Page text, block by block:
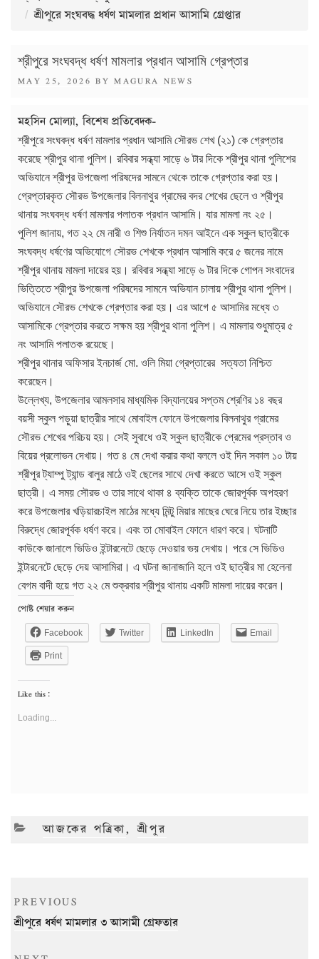
শ্রীপুরে সংঘবদ্ধ ধর্ষণ মামলার প্রধান আসামি গ্রেপ্তার
শ্রীপুরে সংঘবদ্ধ ধর্ষণ মামলার প্রধান আসামি গ্রেপ্তার
POSTED
MAY 25, 2026 BYMAGURA NEWS
মহসিন মোল্যা, বিশেষ প্রতিবেদক-
শ্রীপুরে সংঘবদ্ধ ধর্ষণ মামলার প্রধান আসামি সৌরভ শেখ (২১) কে গ্রেপ্তার
করেছে শ্রীপুর থানা পুলিশ। রবিবার সন্ধ্যা সাড়ে ৬ টার দিকে শ্রীপুর থানা পুলিশের
অভিযানে শ্রীপুর উপজেলা পরিষদের সামনে থেকে তাকে গ্রেপ্তার করা হয়।
গ্রেপ্তারকৃত সৌরভ উপজেলার বিলনাথুর গ্রামের বদর শেখের ছেলে ও শ্রীপুর
থানায় সংঘবদ্ধ ধর্ষণ মামলার পলাতক প্রধান আসামি। যার মামলা নং ২৫।
পুলিশ জানায়, গত ২২ মে নারী ও শিশু নির্যাতন দমন আইনে এক স্কুল ছাত্রীকে
সংঘবদ্ধ ধর্ষণের অভিযোগে সৌরভ শেখকে প্রধান আসামি করে ৫ জনের নামে
শ্রীপুর থানায় মামলা দায়ের হয়। রবিবার সন্ধ্যা সাড়ে ৬ টার দিকে গোপন সংবাদের
ভিত্তিতে শ্রীপুর উপজেলা পরিষদের সামনে অভিযান চালায় শ্রীপুর থানা পুলিশ।
অভিযানে সৌরভ শেখকে গ্রেপ্তার করা হয়। এর আগে ৫ আসামির মধ্যে ৩
আসামিকে গ্রেপ্তার করতে সক্ষম হয় শ্রীপুর থানা পুলিশ। এ মামলার শুধুমাত্র ৫
নং আসামি পলাতক রয়েছে।
শ্রীপুর থানার অফিসার ইনচার্জ মো. ওলি মিয়া গ্রেপ্তারের সত্যতা নিশ্চিত
করেছেন।
উল্লেখ্য, উপজেলার আমলসার মাধ্যমিক বিদ্যালয়ের সপ্তম শ্রেণির ১৪ বছর
বয়সী স্কুল পড়ুয়া ছাত্রীর সাথে মোবাইল ফোনে উপজেলার বিলনাথুর গ্রামের
সৌরভ শেখের পরিচয় হয়। সেই সুবাধে ওই স্কুল ছাত্রীকে প্রেমের প্রস্তাব ও
বিয়ের প্রলোভন দেখায়। গত ৪ মে দেখা করার কথা বললে ওই দিন সকাল ১০ টায়
শ্রীপুর ট্যাম্পু ট্যান্ড বালুর মাঠে ওই ছেলের সাথে দেখা করতে আসে ওই স্কুল
ছাত্রী। এ সময় সৌরভ ও তার সাথে থাকা ৪ ব্যক্তি তাকে জোরপূর্বক অপহরণ
করে উপজেলার খড়িয়ারচাইল মাঠের মধ্যে মিন্টু মিয়ার মাছের ঘেরে নিয়ে তার ইচ্ছার
বিরুদ্ধে জোরপূর্বক ধর্ষণ করে। এবং তা মোবাইল ফোনে ধারণ করে। ঘটনাটি
কাউকে জানালে ভিডিও ইন্টারনেটে ছেড়ে দেওয়ার ভয় দেখায়। পরে সে ভিডিও
ইন্টারনেটে ছেড়ে দেয় আসামিরা। এ ঘটনা জানাজানি হলে ওই ছাত্রীর মা হেলেনা
বেগম বাদী হয়ে গত ২২ মে শুক্রবার শ্রীপুর থানায় একটি মামলা দায়ের করেন।
পোষ্ট শেয়ার করুন
Facebook Twitter LinkedIn Email
Print
Like this:
Loading...
CATEGORIES
আজকের পত্রিকা,শ্রীপুর
navigation
Previous
Post
PREVIOUS
শ্রীপুরে ধর্ষণ মামলার ৩ আসামী গ্রেফতার